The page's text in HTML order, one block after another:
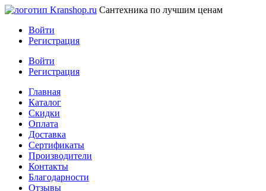
Сантехника по лучшим ценам
Войти
Регистрация
Войти
Регистрация
Главная
Каталог
Скидки
Оплата
Доставка
Сертификаты
Производители
Контакты
Благодарности
Отзывы